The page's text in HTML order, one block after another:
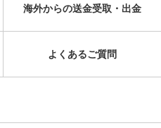
海外からの送金受取・出金
よくあるご質問